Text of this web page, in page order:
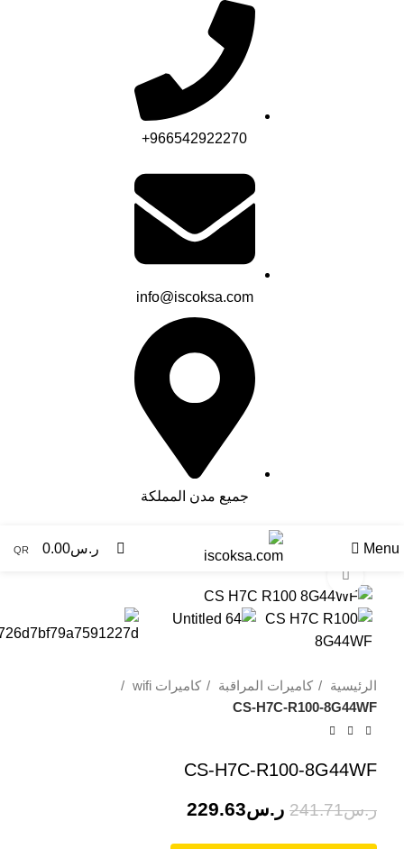
966542922270+
info@iscoksa.com
جميع مدن المملكة
Menu ر.س0.00
QR
-5%
الرئيسية كاميرات المراقبة
كاميرات wifi
CS-H7C-R100-8G44WF
CS-H7C-R100-8G44WF
ر.س241.71 ر.س229.63